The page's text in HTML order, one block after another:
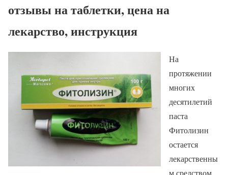
отзывы на таблетки, цена на
лекарство, инструкция
На
протяжении
многих
десятилетий
паста
Фитолизин
остается
лекарственны
м средством